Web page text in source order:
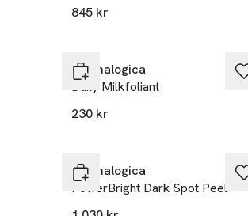
845 kr
Dermalogica
Daily Milkfoliant
230 kr
Dermalogica
PowerBright Dark Spot Peel